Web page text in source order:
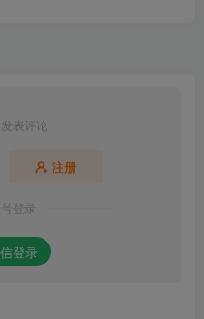
表评论
注册
登录
登录